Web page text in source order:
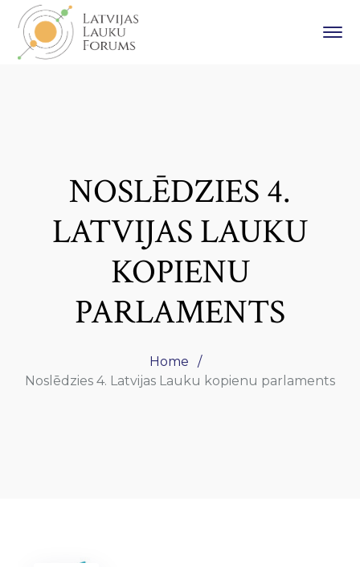
NOSLĒDZIES 4.
LATVIJAS LAUKU
KOPIENU
PARLAMENTS
Home
Noslēdzies 4. Latvijas Lauku kopienu parlaments